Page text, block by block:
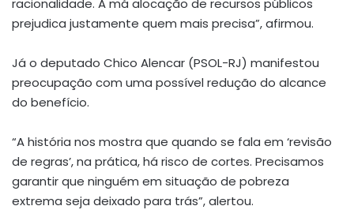
racionalidade. A má alocação de recursos públicos
prejudica justamente quem mais precisa”, afirmou.
Já o deputado Chico Alencar (PSOL-RJ) manifestou
preocupação com uma possível redução do alcance
do benefício.
“A história nos mostra que quando se fala em ‘revisão
de regras’, na prática, há risco de cortes. Precisamos
garantir que ninguém em situação de pobreza
extrema seja deixado para trás”, alertou.